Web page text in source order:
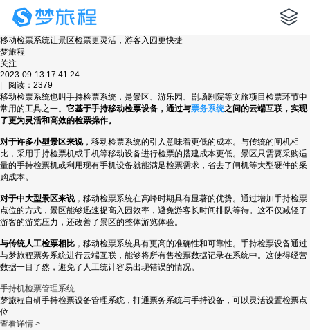
移动检票系统让景区检票更灵活，游客入园更快捷
梦旅程
关注
2023-09-13 17:41:24
| 阅读：2379
移动检票系统也叫手持检票系统，是景区、游乐园、剧场剧院等文旅项目检票环节中
常用的工具之一。 它基于手持移动检票设备，通过与票务系统之间的云端互联，实现
了更为灵活和高效的检票操作。
对于许多小型景区来说，移动检票系统的引入意味着更低的成本。与传统的闸机相
比，采用手持检票机或手机等移动设备进行检票的搭建成本更低。景区只需要采购适
量的手持检票机或利用现有手机设备就能满足检票需求，省去了闸机等大型硬件的采
购成本。
对于中大型景区来说，移动检票系统在高峰时期具有显著的优势。通过增加手持检票
点位的方式，景区能够迅速提高入园效率，避免游客长时间排队等待。这不仅减轻了
游客的游览压力，还改善了景区的整体游览体验。
与传统人工检票相比 ，移动检票系统具有更高的准确性和可靠性。手持检票设备通过
与梦旅程票务系统进行云端互联，能够将所有售检票数据记录在系统中。这使得经营
数据一目了然，避免了人工统计容易出现错误的情况。
手持机检票管理系统
梦旅程自研手持检票设备管理系统，打通票务系统与手持设备，可以灵活设置检票点
位
查看详情 >